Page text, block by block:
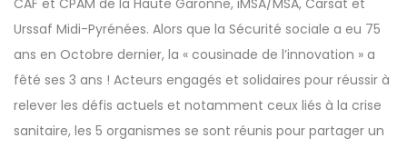
CAF et CPAM de la Haute Garonne, iMSA/MSA, Carsat et
Urssaf Midi-Pyrénées. Alors que la Sécurité sociale a eu 75
ans en Octobre dernier, la « cousinade de l’innovation » a
fêté ses 3 ans ! Acteurs engagés et solidaires pour réussir à
relever les défis actuels et notamment ceux liés à la crise
sanitaire, les 5 organismes se sont réunis pour partager un